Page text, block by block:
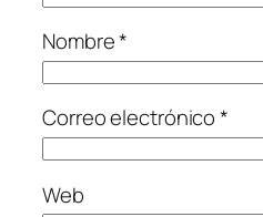
Nombre*
Correo electrónico*
Web